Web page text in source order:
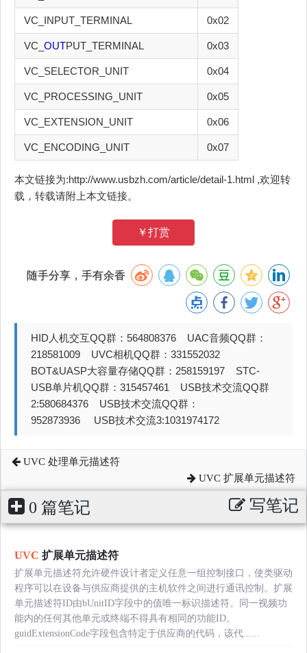
VC_INPUT_TERMINAL 0x02
VC_ OUTPUT_TERMINAL 0x03
VC_SELECTOR_UNIT 0x04
VC_PROCESSING_UNIT 0x05
VC_EXTENSION_UNIT 0x06
VC_ENCODING_UNIT 0x07
本文链接为:http://www.usbzh.com/article/detail-1.html ,欢迎转
载，转载请附上本文链接。
￥打赏
随手分享，手有余香
HID人机交互QQ群：564808376 UAC音频QQ群：
218581009 UVC相机QQ群：331552032
BOT&UASP大容量存储QQ群：258159197 STC-
USB单片机QQ群：315457461 USB技术交流QQ群
2:580684376 USB技术交流QQ群：
952873936 USB技术交流3:1031974172
UVC 处理单元描述符
UVC 扩展单元描述符
0 篇笔记 写笔记
UVC 扩展单元描述符
扩展单元描述符允许硬件设计者定义任意一组控制接口，使类驱动
程序可以在设备与供应商提供的主机软件之间进行通讯控制。扩展
单元描述符ID由bUnitID字段中的值唯一标识描述符。同一视频功
能内的任何其他单元或终端不得具有相同的功能ID。
guidExtensionCode字段包含特定于供应商的代码，该代......